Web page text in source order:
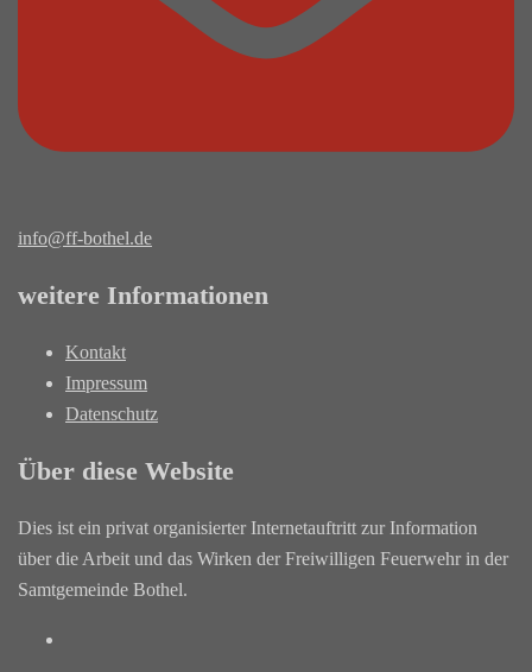
info@ff-bothel.de
weitere Informationen
Kontakt
Impressum
Datenschutz
Über diese Website
Dies ist ein privat organisierter Internetauftritt zur Information
über die Arbeit und das Wirken der Freiwilligen Feuerwehr in der
Samtgemeinde Bothel.